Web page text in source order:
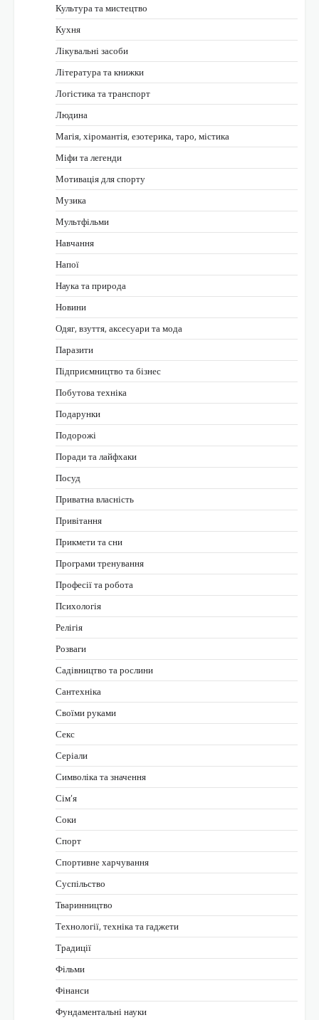
Культура та мистецтво
Кухня
Лікувальні засоби
Література та книжки
Логістика та транспорт
Людина
Магія, хіромантія, езотерика, таро, містика
Міфи та легенди
Мотивація для спорту
Музика
Мультфільми
Навчання
Напої
Наука та природа
Новини
Одяг, взуття, аксесуари та мода
Паразити
Підприємництво та бізнес
Побутова техніка
Подарунки
Подорожі
Поради та лайфхаки
Посуд
Приватна власність
Привітання
Прикмети та сни
Програми тренування
Професії та робота
Психологія
Релігія
Розваги
Садівництво та рослини
Сантехніка
Своїми руками
Секс
Серіали
Символіка та значення
Сім’я
Соки
Спорт
Спортивне харчування
Суспільство
Тваринництво
Технології, техніка та гаджети
Традиції
Фільми
Фінанси
Фундаментальні науки